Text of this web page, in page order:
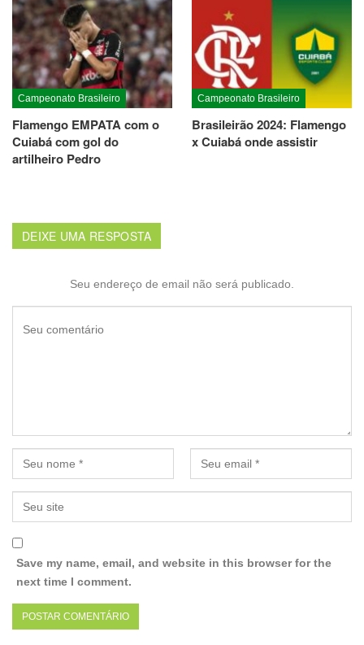
Campeonato Brasileiro
Flamengo EMPATA com o
Cuiabá com gol do
artilheiro Pedro
Campeonato Brasileiro
Brasileirão 2024: Flamengo
x Cuiabá onde assistir
DEIXE UMA RESPOSTA
Seu endereço de email não será publicado.
Save my name, email, and website in this browser for the
next time I comment.